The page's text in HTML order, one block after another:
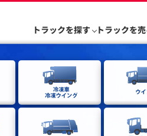
トラックを探す トラックを売